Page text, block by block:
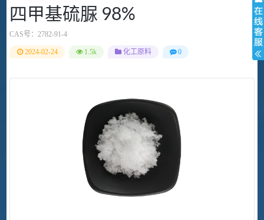
四甲基硫脲 98%
CAS号： 2782-91-4
2024-02-24 1.5k 化工原料 0